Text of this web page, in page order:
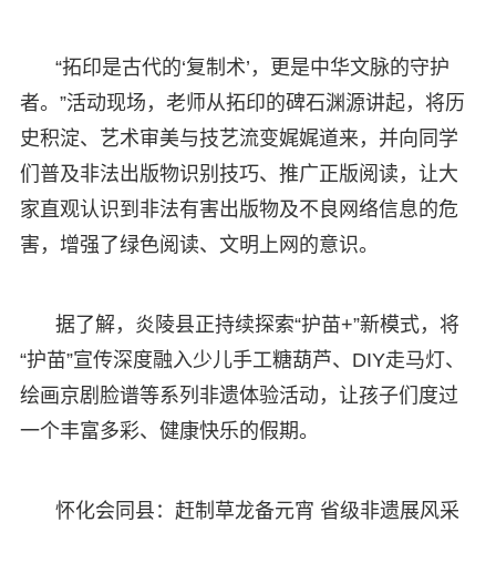
“拓印是古代的‘复制术’，更是中华文脉的守护
者。”活动现场，老师从拓印的碑石渊源讲起，将历
史积淀、艺术审美与技艺流变娓娓道来，并向同学
们普及非法出版物识别技巧、推广正版阅读，让大
家直观认识到非法有害出版物及不良网络信息的危
害，增强了绿色阅读、文明上网的意识。
据了解，炎陵县正持续探索“护苗+”新模式，将
“护苗”宣传深度融入少儿手工糖葫芦、DIY走马灯、
绘画京剧脸谱等系列非遗体验活动，让孩子们度过
一个丰富多彩、健康快乐的假期。
怀化会同县：赶制草龙备元宵 省级非遗展风采